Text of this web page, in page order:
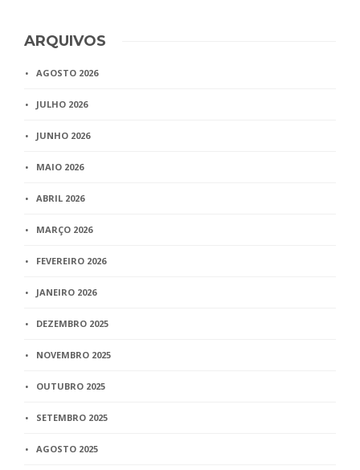
ARQUIVOS
AGOSTO 2026
JULHO 2026
JUNHO 2026
MAIO 2026
ABRIL 2026
MARÇO 2026
FEVEREIRO 2026
JANEIRO 2026
DEZEMBRO 2025
NOVEMBRO 2025
OUTUBRO 2025
SETEMBRO 2025
AGOSTO 2025